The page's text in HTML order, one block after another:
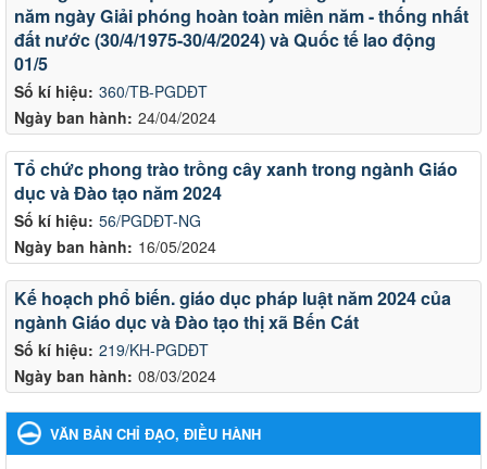
Số kí hiệu: 360/TB-PGDĐT
Ngày ban hành: 24/04/2024
năm ngày Giải phóng hoàn toàn miền năm - thống nhất
đất nước (30/4/1975-30/4/2024) và Quốc tế lao động
01/5
Số kí hiệu: 56/PGDĐT-NG
Ngày ban hành: 16/05/2024
Tổ chức phong trào trồng cây xanh trong ngành Giáo
dục và Đào tạo năm 2024
Số kí hiệu: 219/KH-PGDĐT
Ngày ban hành: 08/03/2024
Kế hoạch phổ biến. giáo dục pháp luật năm 2024 của
ngành Giáo dục và Đào tạo thị xã Bến Cát
VĂN BẢN CHỈ ĐẠO, ĐIỀU HÀNH